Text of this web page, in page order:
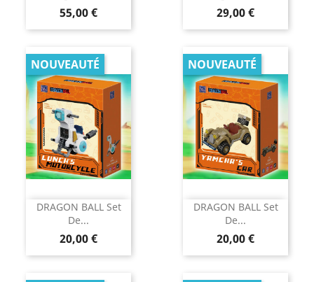
Prix
55,00 € Prix
29,00 €
DRAGON BALL Set
De...
Prix
20,00 €
NOUVEAUTÉ
DRAGON BALL Set
De...
Prix
20,00 €
NOUVEAUTÉ